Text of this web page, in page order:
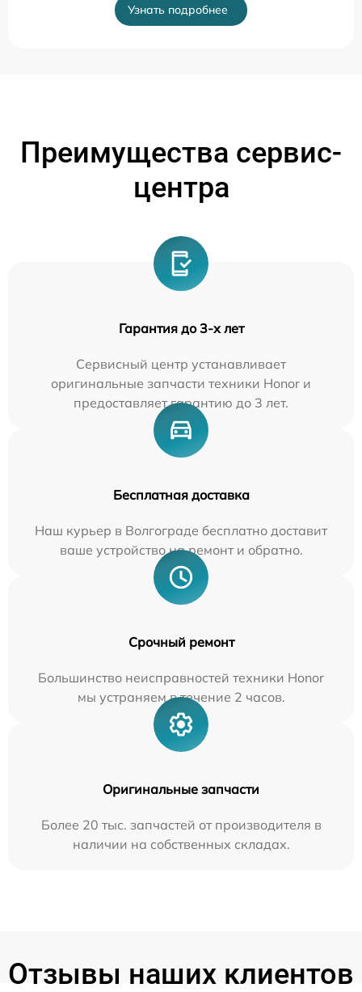
Узнать подробнее
Преимущества сервис-
центра
Гарантия до 3-х лет
Сервисный центр устанавливает
оригинальные запчасти техники Honor и
предоставляет гарантию до 3 лет.
Бесплатная доставка
Наш курьер в Волгограде бесплатно доставит
ваше устройство на ремонт и обратно.
Срочный ремонт
Большинство неисправностей техники Honor
мы устраняем в течение 2 часов.
Оригинальные запчасти
Более 20 тыс. запчастей от производителя в
наличии на собственных складах.
Отзывы наших клиентов